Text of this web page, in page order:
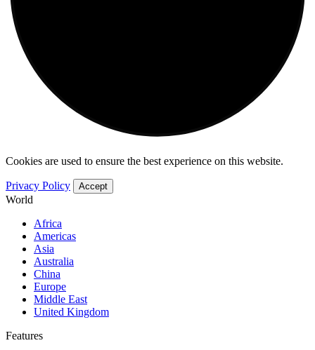
Cookies are used to ensure the best experience on this website.
Privacy Policy Accept
World
Africa
Americas
Asia
Australia
China
Europe
Middle East
United Kingdom
Features